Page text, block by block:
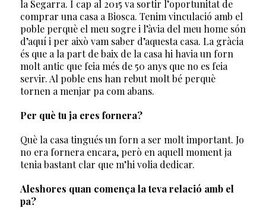
la Segarra. I cap al 2015 va sortir l’oportunitat de
comprar una casa a Biosca. Tenim vinculació amb el
poble perquè el meu sogre i l’àvia del meu home són
d’aquí i per això vam saber d’aquesta casa. La gràcia
és que a la part de baix de la casa hi havia un forn
molt antic que feia més de 50 anys que no es feia
servir. Al poble ens han rebut molt bé perquè
tornen a menjar pa com abans.
Per què tu ja eres fornera?
Què la casa tingués un forn a ser molt important. Jo
no era fornera encara, però en aquell moment ja
tenia bastant clar que m’hi volia dedicar.
Aleshores quan comença la teva relació amb el
pa?